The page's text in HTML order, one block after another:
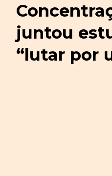
juntou
“lutar por